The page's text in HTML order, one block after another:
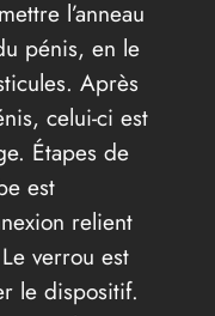
l’anneau
pénis, en le
Après
celui-ci est
Étapes de
est
relient
verrou est
le dispositif.